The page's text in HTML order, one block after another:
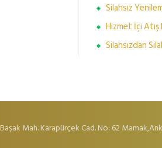
Silahsız
Hizmet İçi Atış
Silahsızdan
Başak Mah. Karapürçek Cad. No: 62